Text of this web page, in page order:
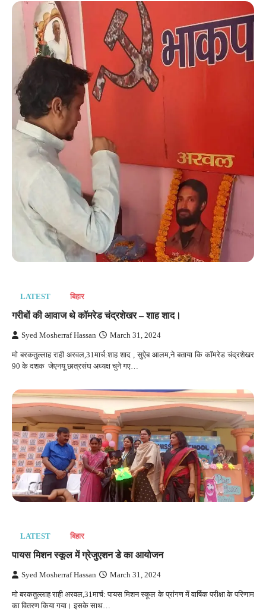
LATEST बिहार
गरीबों की आवाज थे कॉमरेड चंद्रशेखर – शाह शाद।
Syed Mosherraf Hassan March 31, 2024
मो बरकतुल्लाह राही अरवल,31मार्च:शाह शाद , सुऐब आलम,ने बताया कि कॉमरेड चंद्रशेखर
90 के दशक जेएनयू छात्रसंघ अध्यक्ष चुने गए…
LATEST बिहार
पायस मिशन स्कूल में ग्रेजुएशन डे का आयोजन
Syed Mosherraf Hassan March 31, 2024
मो बरकतुल्लाह राही अरवल,31मार्च: पायस मिशन स्कूल के प्रांगण में वार्षिक परीक्षा के परिणाम
का वितरण किया गया। इसके साथ…